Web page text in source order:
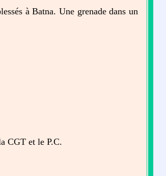
à Batna. Une grenade dans un
CGT et le P.C.